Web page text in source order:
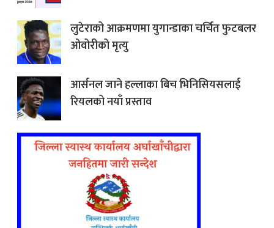
लुटेराको आक्रमणमा युगान्डाका चर्चित फुटबलर
ओवोरीको मृत्यु
आर्सनल जाने हल्लाका बिच भिनिसियसलाई
रियलको नयाँ प्रस्ताव